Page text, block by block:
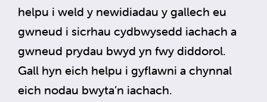
helpu i weld y newidiadau y gallech eu
gwneud i sicrhau cydbwysedd iachach a
gwneud prydau bwyd yn fwy diddorol.
Gall hyn eich helpu i gyflawni a chynnal
eich nodau bwyta’n iachach.